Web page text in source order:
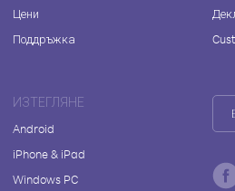
Цени
Поддръжка
ИЗТЕГЛЯНЕ
Android
iPhone & iPad
Windows PC